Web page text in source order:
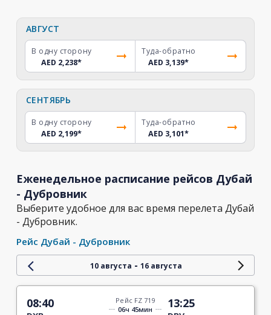
АВГУСТ
В одну сторону
AED 2,238*
Туда-обратно
AED 3,139*
СЕНТЯБРЬ
В одну сторону
AED 2,199*
Туда-обратно
AED 3,101*
Еженедельное расписание рейсов Дубай
- Дубровник
Выберите удобное для вас время перелета Дубай
- Дубровник.
Рейс Дубай - Дубровник
10 августа - 16 августа
08:40
Рейс FZ 719
06ч 45мин
13:25